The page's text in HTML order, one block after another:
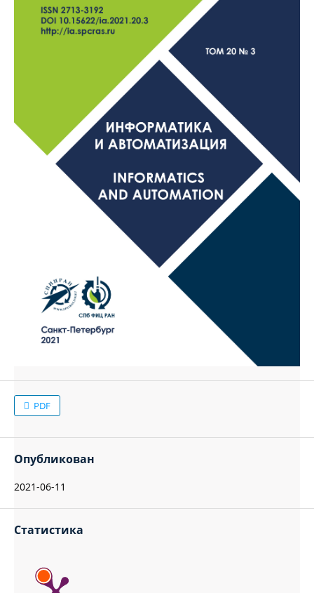
PDF
Опубликован
2021-06-11
Статистика